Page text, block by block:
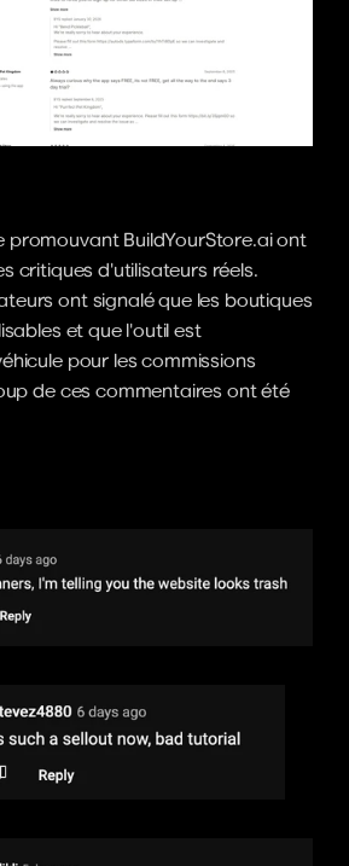
promouvant BuildYourStore.ai ont
critiques d'utilisateurs réels.
ont signalé que les boutiques
et que l'outil est
pour les commissions
de ces commentaires ont été